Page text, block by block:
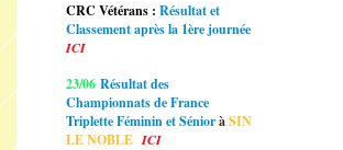
CRC Vétérans : Résultat et
Classement après la 1ère journée
ICI
23/06 Résultat des
Championnats de France
Triplette Féminin et SénioràSIN
LE NOBLEICI